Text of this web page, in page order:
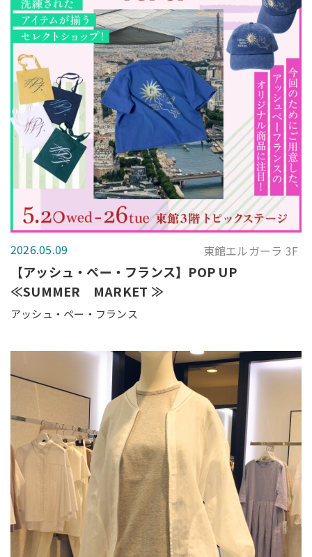
2026.05.09 東館エルガーラ 3F
【アッシュ・ぺー・フランス】POP UP
≪SUMMER MARKET ≫
アッシュ・ペー・フランス